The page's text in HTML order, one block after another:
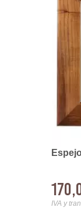
IVA y